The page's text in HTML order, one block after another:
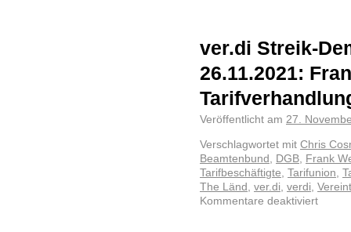
ver.di Streik-
26.11.2021:
Veröffentlicht am 27.
Verschlagwortet mit Chris
Beamtenbund , DGB, Frank
Tarifbeschäftigte, Tarifunion,
The Länd , ver.di, verdi,
Kommentare deaktiviert